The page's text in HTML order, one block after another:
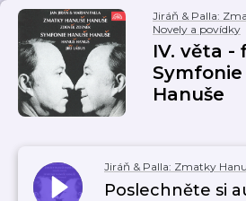
Jiráň & Palla:
Novely a povídky
IV. věta -
Symfonie
Hanuše
Jiráň & Palla: Zmatky
Poslechněte si